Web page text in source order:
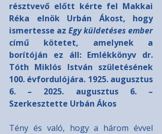
résztvevő előtt kérte fel Makkai
Réka elnök Urbán Ákost, hogy
ismertesse az
Egy küldetéses ember
című kötetet, amelynek a
borítóján ez áll: Emlékkönyv dr.
Tóth Miklós István születésének
100. évfordulójára. 1925. augusztus
6. – 2025. augusztus 6. –
Szerkesztette Urbán Ákos
Tény és való, hogy a három évvel